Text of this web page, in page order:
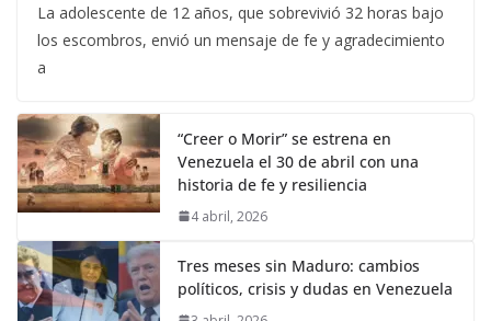
La adolescente de 12 años, que sobrevivió 32 horas bajo
los escombros, envió un mensaje de fe y agradecimiento
a
“Creer o Morir” se estrena en
Venezuela el 30 de abril con una
historia de fe y resiliencia
4 abril, 2026
Tres meses sin Maduro: cambios
políticos, crisis y dudas en Venezuela